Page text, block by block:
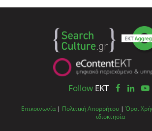
Follow EKT
Επικοινωνία | Πολιτική Απορρήτου | Όροι
ιδιοκτησία